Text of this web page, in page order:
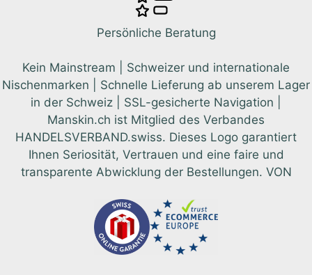
Persönliche Beratung
Kein Mainstream | Schweizer und internationale
Nischenmarken | Schnelle Lieferung ab unserem Lager
in der Schweiz | SSL-gesicherte Navigation |
Manskin.ch ist Mitglied des Verbandes
HANDELSVERBAND.swiss. Dieses Logo garantiert
Ihnen Seriosität, Vertrauen und eine faire und
transparente Abwicklung der Bestellungen. VON